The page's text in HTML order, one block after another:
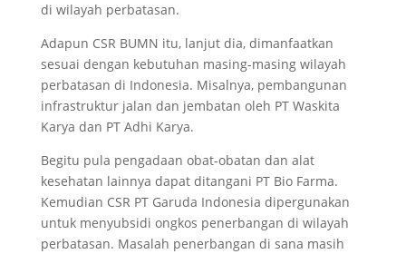
di wilayah perbatasan.
Adapun CSR BUMN itu, lanjut dia, dimanfaatkan
sesuai dengan kebutuhan masing-masing wilayah
perbatasan di Indonesia. Misalnya, pembangunan
infrastruktur jalan dan jembatan oleh PT Waskita
Karya dan PT Adhi Karya.
Begitu pula pengadaan obat-obatan dan alat
kesehatan lainnya dapat ditangani PT Bio Farma.
Kemudian CSR PT Garuda Indonesia dipergunakan
untuk menyubsidi ongkos penerbangan di wilayah
perbatasan. Masalah penerbangan di sana masih